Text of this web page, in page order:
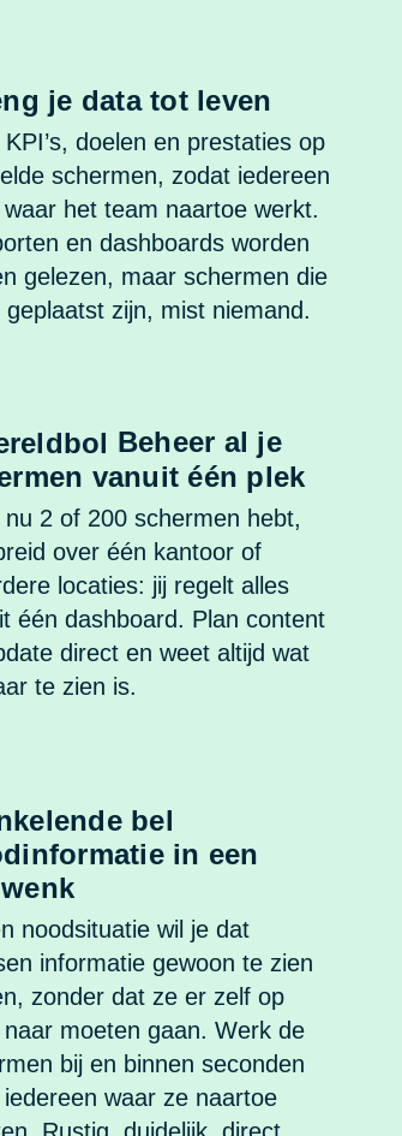
je data tot leven
KPI’s, doelen en prestaties op
schermen, zodat iedereen
het team naartoe werkt.
en dashboards worden
gelezen, maar schermen die
geplaatst zijn, mist niemand.
Beheer al je
vanuit één plek
nu 2 of 200 schermen hebt,
over één kantoor of
locaties: jij regelt alles
één dashboard. Plan content
direct en weet altijd wat
te zien is.
in een
noodsituatie wil je dat
informatie gewoon te zien
zonder dat ze er zelf op
naar moeten gaan. Werk de
bij en binnen seconden
waar ze naartoe